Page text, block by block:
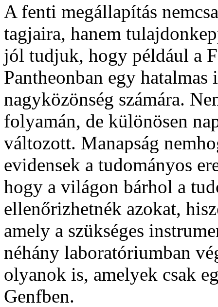
A fenti megállapítás
tagjaira, hanem
jól tudjuk, hogy például a
Pantheonban egy
nagyközönség számára.
folyamán, de különösen
változott. Manapság
evidensek a tudományos
hogy a világon bárhol a
ellenőrizhetnék azokat,
amely a szükséges
néhány laboratóriumban
olyanok is, amelyek csak
Genfben.